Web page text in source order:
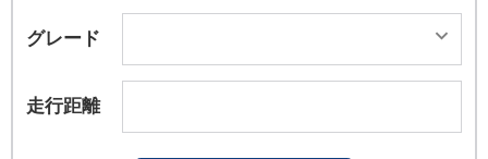
グレード
走行距離